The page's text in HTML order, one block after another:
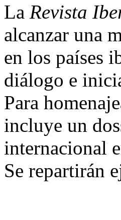
La Revista
alcanzar una
en los países
diálogo e
Para
incluye un
internacional
Se repartirán